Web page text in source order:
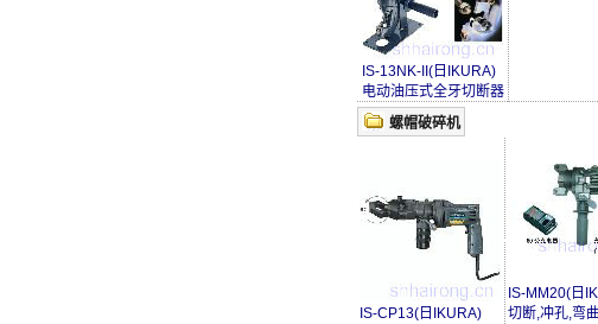
IS-13NK-II(日IKURA)
电动油压式全牙切断器
螺帽破碎机
IS-CP13(日IKURA)
IS-MM20(日
切断,冲孔,弯